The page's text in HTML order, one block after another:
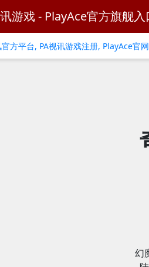
游戏 - PlayAce官方旗舰入
官方平台, PA视讯游戏注册, PlayAce官
幻